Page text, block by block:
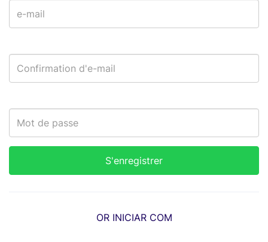
OR INICIAR COM